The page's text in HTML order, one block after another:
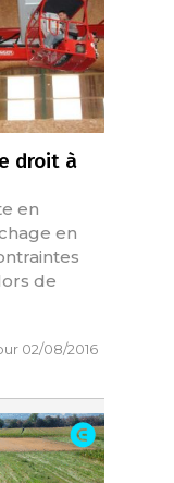
droit à
en
en
de
02/08/2016